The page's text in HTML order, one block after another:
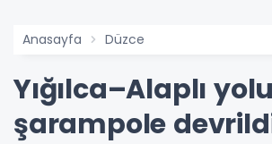
Anasayfa Düzce
Yığılca–Alaplı
şarampole